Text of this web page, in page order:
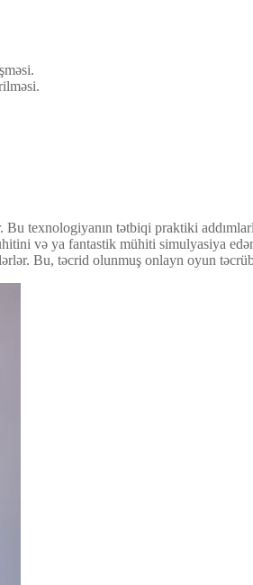
texnologiyanın tətbiqi praktiki
və ya fantastik mühiti simulyasiya
Bu, təcrid olunmuş onlayn oyun